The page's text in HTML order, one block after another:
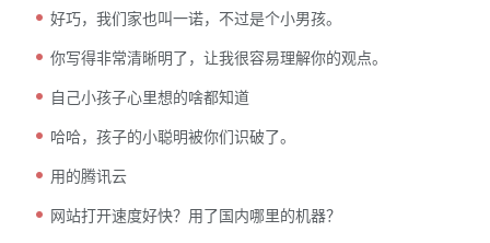
好巧，我们家也叫一诺，不过是个小男孩。
你写得非常清晰明了，让我很容易理解你的观点。
自己小孩子心里想的啥都知道
哈哈，孩子的小聪明被你们识破了。
用的腾讯云
网站打开速度好快？用了国内哪里的机器？